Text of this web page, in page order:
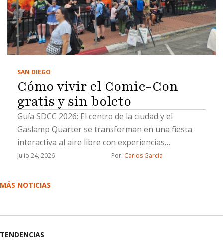
SAN DIEGO
Cómo vivir el Comic-Con
gratis y sin boleto
Guía SDCC 2026: ​El centro de la ciudad y el
Gaslamp Quarter se transforman en una fiesta
interactiva al aire libre con experiencias
inmersivas, cosplay y gastronomía
Julio 24, 2026 Por: Carlos García
MÁS NOTICIAS
TENDENCIAS